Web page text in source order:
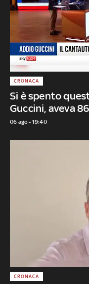
Si è spento
Guccini, aveva
CRONACA
06 ago - 19:40
CRONACA